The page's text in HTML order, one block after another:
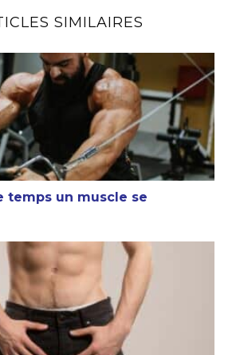
SIMILAIRES
un muscle se reconstruit ?
temps un muscle se
et la musculation sont-elles